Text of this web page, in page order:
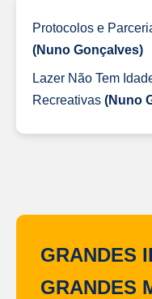
Protocolos e
(Nuno Gonçalves)
Lazer Não Tem
Recreativas (Nuno
GRANDES
GRANDES